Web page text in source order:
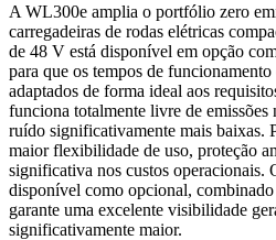
A WL300e amplia o portfólio zero
carregadeiras de rodas elétricas
de 48 V está disponível em opção
para que os tempos de
adaptados de forma ideal aos
funciona totalmente livre de emissões
ruído significativamente mais baixas.
maior flexibilidade de uso, proteção
significativa nos custos operacionais.
disponível como opcional,
garante uma excelente visibilidade
significativamente maior.